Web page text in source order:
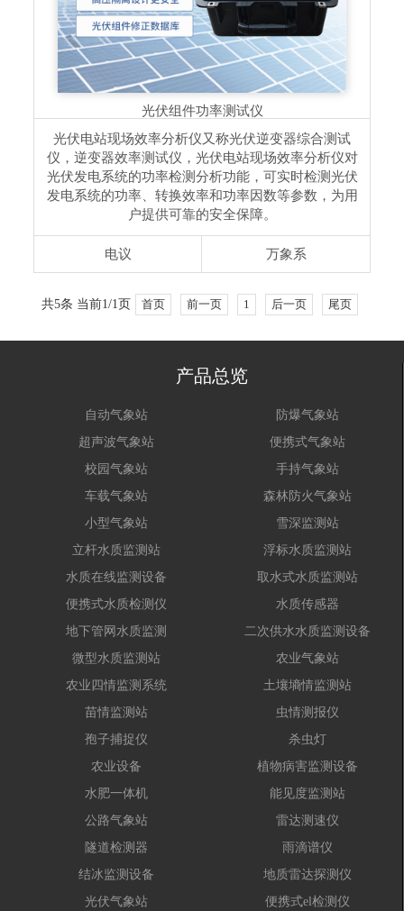
光伏组件功率测试仪
光伏电站现场效率分析仪又称光伏逆变器综合测试
仪，逆变器效率测试仪，光伏电站现场效率分析仪对
光伏发电系统的功率检测分析功能，可实时检测光伏
发电系统的功率、转换效率和功率因数等参数，为用
户提供可靠的安全保障。
电议 万象系
共5条 当前1/1页 首页 前一页 1 后一页 尾页
产品总览
自动气象站
防爆气象站
超声波气象站
便携式气象站
校园气象站
手持气象站
车载气象站
森林防火气象站
小型气象站
雪深监测站
立杆水质监测站
浮标水质监测站
水质在线监测设备
取水式水质监测站
便携式水质检测仪
水质传感器
地下管网水质监测
二次供水水质监测设备
微型水质监测站
农业气象站
农业四情监测系统
土壤墒情监测站
苗情监测站
虫情测报仪
孢子捕捉仪
杀虫灯
农业设备
植物病害监测设备
水肥一体机
能见度监测站
公路气象站
雷达测速仪
隧道检测器
雨滴谱仪
结冰监测设备
地质雷达探测仪
光伏气象站
便携式el检测仪